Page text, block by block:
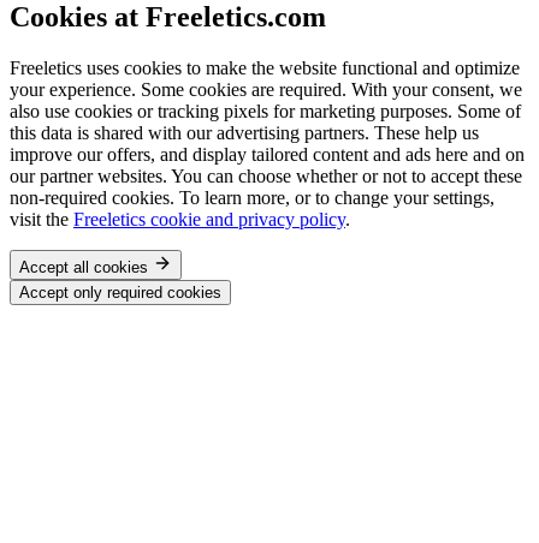
Cookies at Freeletics.com
Freeletics uses cookies to make the website functional and optimize
your experience. Some cookies are required. With your consent, we
also use cookies or tracking pixels for marketing purposes. Some of
this data is shared with our advertising partners. These help us
improve our offers, and display tailored content and ads here and on
our partner websites. You can choose whether or not to accept these
non-required cookies. To learn more, or to change your settings,
visit the Freeletics cookie and privacy policy.
Accept all cookies
Accept only required cookies